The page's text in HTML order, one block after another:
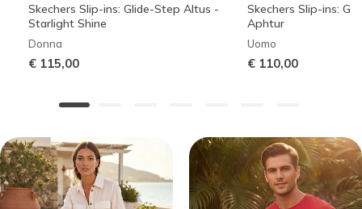
Skechers Slip-ins: Glide-Step Altus -
Starlight Shine
Donna
€ 115,00
Skechers Slip-ins:
Aphtur
Uomo
€ 110,00